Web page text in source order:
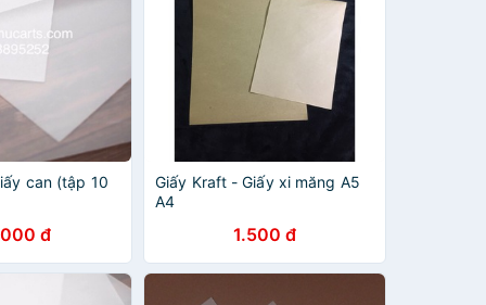
can (tập 10
đ
Giấy Kraft - Giấy xi măng A5
A4
1.500 đ